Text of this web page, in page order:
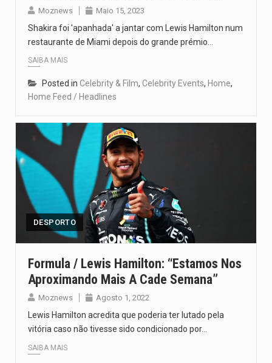
Moznews Maio 15, 2023
Shakira foi 'apanhada' a jantar com Lewis Hamilton num
restaurante de Miami depois do grande prémio…
SAIBA MAIS
Posted in Celebrity & Film, Celebrity Events, Home,
Home Feed / Headlines
DESPORTO
Formula / Lewis Hamilton: “Estamos Nos
Aproximando Mais A Cade Semana”
Moznews Agosto 1, 2022
Lewis Hamilton acredita que poderia ter lutado pela
vitória caso não tivesse sido condicionado por…
SAIBA MAIS